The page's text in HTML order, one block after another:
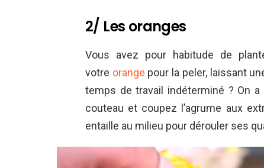
2/ Les oranges
Vous avez pour habitude de
votre orange pour la peler, laissant
temps de travail indéterminé ? On
couteau et coupez l’agrume aux
entaille au milieu pour dérouler ses